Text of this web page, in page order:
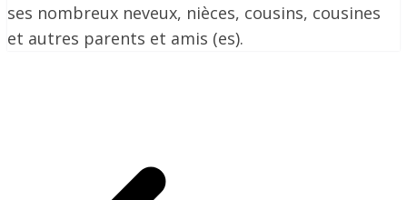
ses nombreux neveux, nièces, cousins, cousines
et autres parents et amis (es).